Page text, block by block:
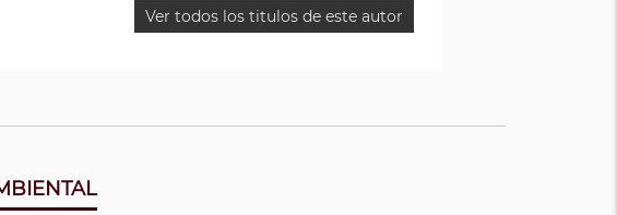
Ver todos los titulos de este autor